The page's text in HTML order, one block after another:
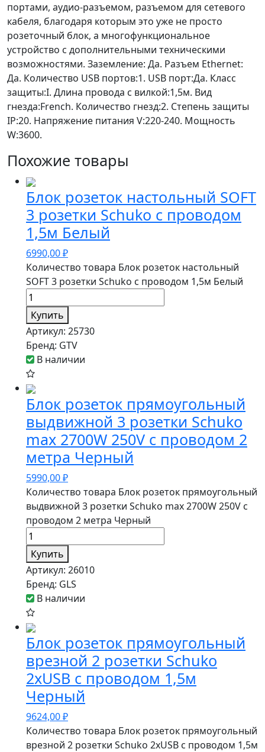
портами, аудио-разъемом, разъемом для сетевого
кабеля, благодаря которым это уже не просто
розеточный блок, а многофункциональное
устройство с дополнительными техническими
возможностями. Заземление: Да. Разъем Ethernet:
Да. Количество USB портов:1. USB порт:Да. Класс
защиты:I. Длина провода с вилкой:1,5м. Вид
гнезда:French. Количество гнезд:2. Степень защиты
IP:20. Напряжение питания V:220-240. Мощность
W:3600.
Похожие товары
Блок розеток настольный SOFT
3 розетки Schuko с проводом
1,5м Белый
6990,00₽
Количество товара Блок розеток настольный
SOFT 3 розетки Schuko с проводом 1,5м Белый
Купить
Артикул: 25730
Бренд: GTV
В наличии
Блок розеток прямоугольный
выдвижной 3 розетки Schuko
max 2700W 250V с проводом 2
метра Черный
5990,00₽
Количество товара Блок розеток прямоугольный
выдвижной 3 розетки Schuko max 2700W 250V с
проводом 2 метра Черный
Купить
Артикул: 26010
Бренд: GLS
В наличии
Блок розеток прямоугольный
врезной 2 розетки Schuko
2xUSB с проводом 1,5м
Черный
9624,00₽
Количество товара Блок розеток прямоугольный
врезной 2 розетки Schuko 2xUSB с проводом 1,5м